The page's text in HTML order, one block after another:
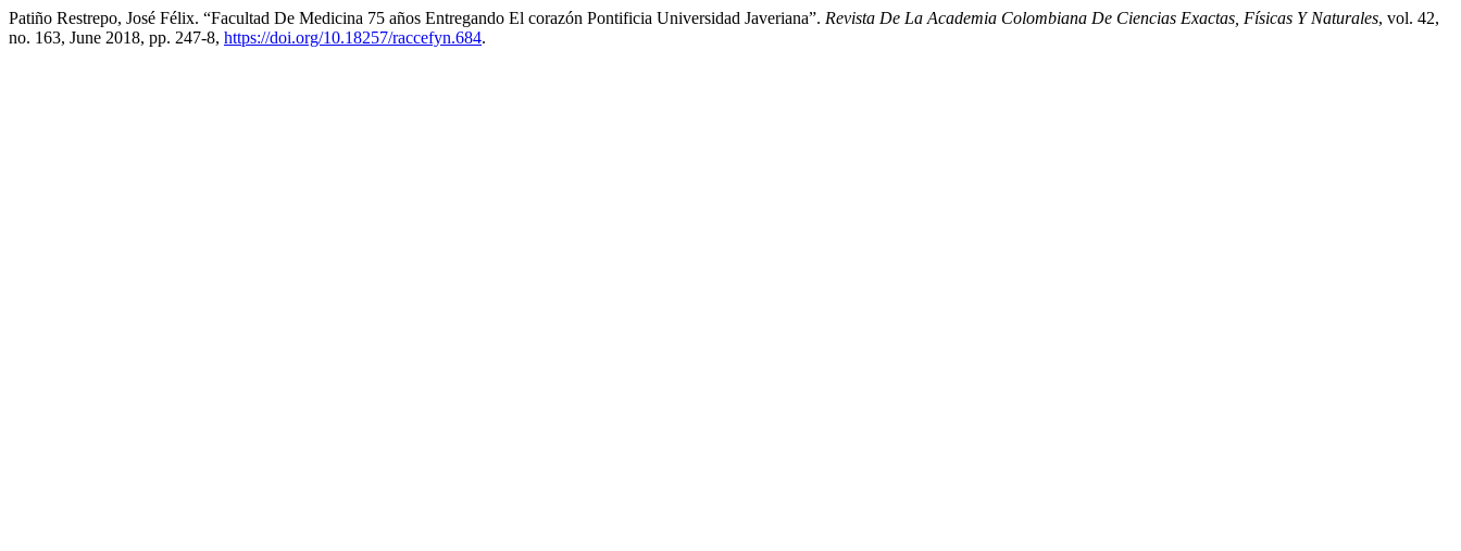
Patiño Restrepo, José Félix. “Facultad De Medicina 75 años Entregando El corazón Pontificia Universidad Javeriana”. Revista De La Academia Colombiana De Ciencias Exactas, Físicas Y Naturales, vol. 42,
no. 163, June 2018, pp. 247-8, https://doi.org/10.18257/raccefyn.684.